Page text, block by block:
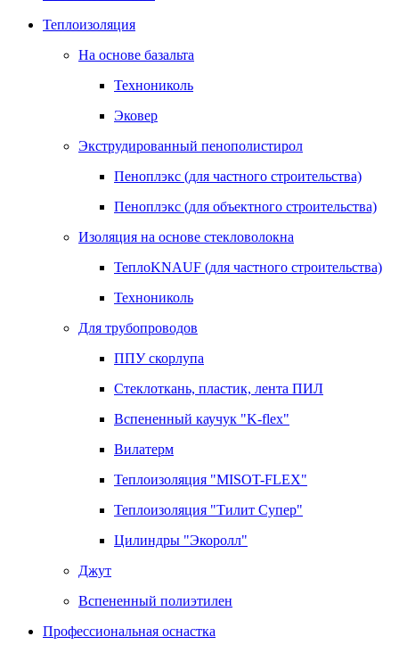
Теплоизоляция
На основе базальта
Технониколь
Эковер
Экструдированный пенополистирол
Пеноплэкс (для частного строительства)
Пеноплэкс (для объектного строительства)
Изоляция на основе стекловолокна
ТеплоKNAUF (для частного строительства)
Технониколь
Для трубопроводов
ППУ скорлупа
Стеклоткань, пластик, лента ПИЛ
Вспененный каучук "K-flex"
Вилатерм
Теплоизоляция "MISOT-FLEX"
Теплоизоляция "Тилит Супер"
Цилиндры "Экоролл"
Джут
Вспененный полиэтилен
Профессиональная оснастка